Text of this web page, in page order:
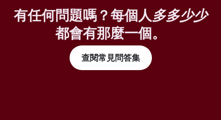
有任何問題嗎？每個人多多少少
都會有那麼一個。
查閱常見問答集